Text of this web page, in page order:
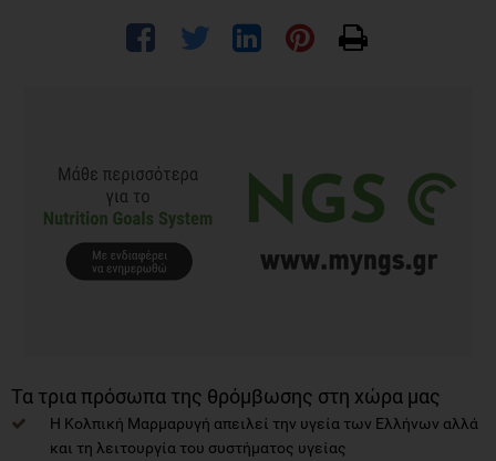
Τα τρια πρόσωπα της θρόμβωσης στη χώρα μας
Η Κολπική Μαρμαρυγή απειλεί την υγεία των Ελλήνων αλλά
και τη λειτουργία του συστήματος υγείας